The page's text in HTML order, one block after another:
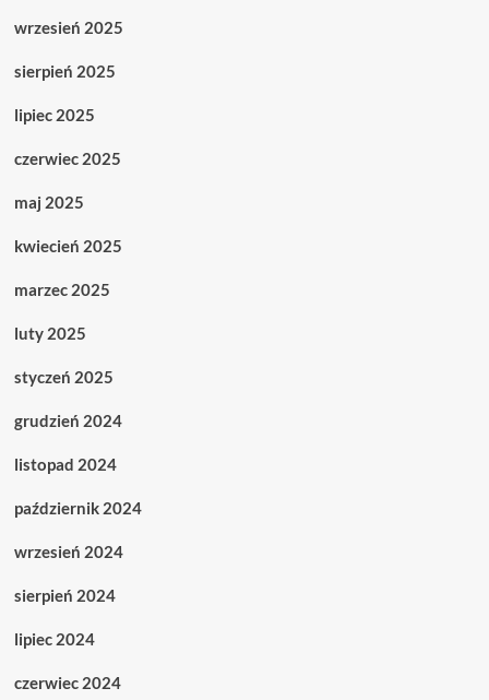
wrzesień 2025
sierpień 2025
lipiec 2025
czerwiec 2025
maj 2025
kwiecień 2025
marzec 2025
luty 2025
styczeń 2025
grudzień 2024
listopad 2024
październik 2024
wrzesień 2024
sierpień 2024
lipiec 2024
czerwiec 2024